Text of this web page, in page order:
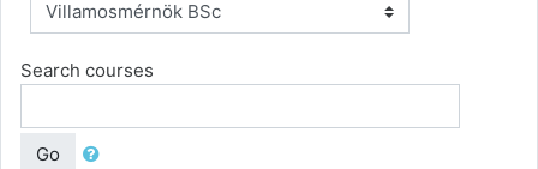
Search courses
Go